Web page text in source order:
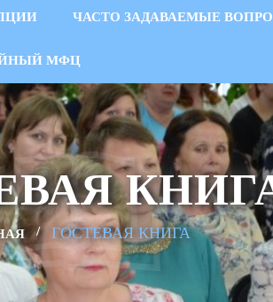
ЧАСТО ЗАДАВАЕМЫЕ
МФЦ
ГОСТЕВАЯ КНИГА